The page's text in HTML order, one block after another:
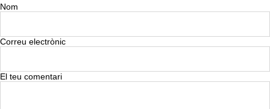
Nom
Correu electrònic
El teu comentari